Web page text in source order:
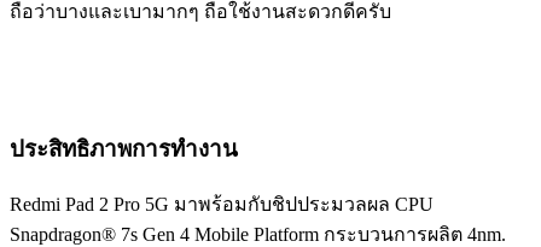
ถือว่าบางและเบามากๆ ถือใช้งานสะดวกดีครับ
ประสิทธิภาพการทำงาน
Redmi Pad 2 Pro 5G มาพร้อมกับชิปประมวลผล CPU
Snapdragon® 7s Gen 4 Mobile Platform กระบวนการผลิต 4nm.